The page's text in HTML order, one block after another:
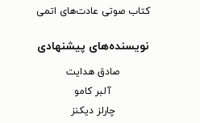
کتاب صوتی عادت‌های اتمی
نویسنده‌های پیشنهادی
صادق هدایت
آلبر کامو
چارلز دیکنز